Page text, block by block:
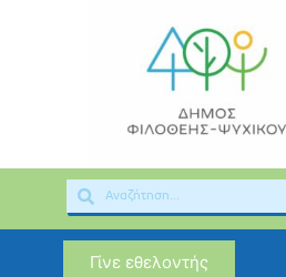
Γίνε εθελοντής